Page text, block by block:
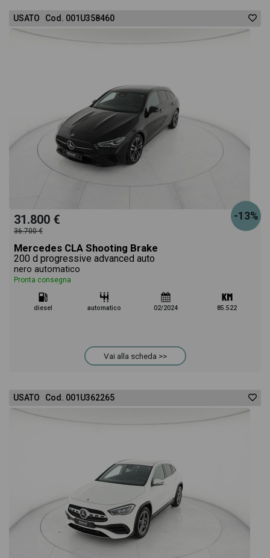
USATO Cod. 001U358460
-13%
31.800 €
36.700 €
Mercedes CLA Shooting Brake
200 d progressive advanced auto
nero automatico
Pronta consegna
diesel automatico 02/2024 85.522
Vai alla scheda >>
USATO Cod. 001U362265